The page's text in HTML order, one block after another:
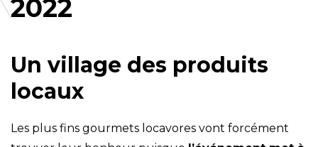
2022
Un village des produits
locaux
Les plus fins gourmets locavores vont forcément